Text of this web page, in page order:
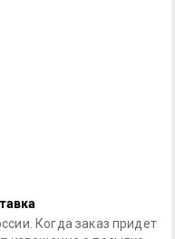
Когда заказ придет